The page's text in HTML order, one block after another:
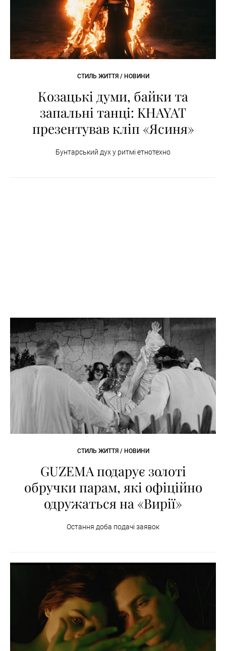
СТИЛЬ ЖИТТЯ / НОВИНИ
Козацькі думи, байки та
запальні танці: KHAYAT
презентував кліп «Ясиня»
Бунтарський дух у ритмі етнотехно
СТИЛЬ ЖИТТЯ / НОВИНИ
GUZEMA подарує золоті
обручки парам, які офіційно
одружаться на «Вирії»
Остання доба подачі заявок